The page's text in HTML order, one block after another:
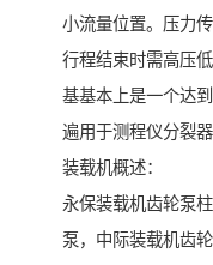
小流量位置。压力
行程结束时需高压
基基本上是一个达
遍用于测程仪分裂器
装载机概述：
永保装载机齿轮泵
泵，中际装载机齿